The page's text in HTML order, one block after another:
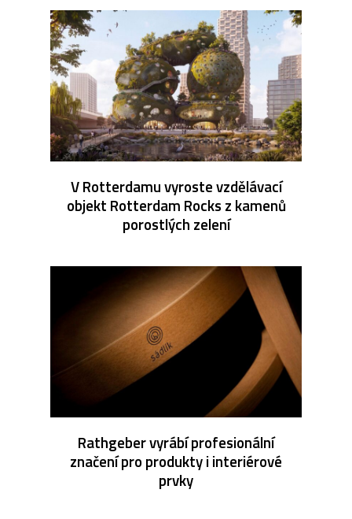
V Rotterdamu vyroste vzdělávací
objekt Rotterdam Rocks z kamenů
porostlých zelení
Rathgeber vyrábí profesionální
značení pro produkty i interiérové
prvky